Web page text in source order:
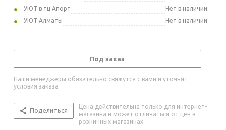
УЮТ в тц Апорт
Нет в наличии
УЮТ Алматы
Нет в наличии
Под заказ
Наши менеджеры обязательно свяжутся с вами и уточнят
условия заказа
Поделиться
Цена действительна только для интернет-
магазина и может отличаться от цен в
розничных магазинах